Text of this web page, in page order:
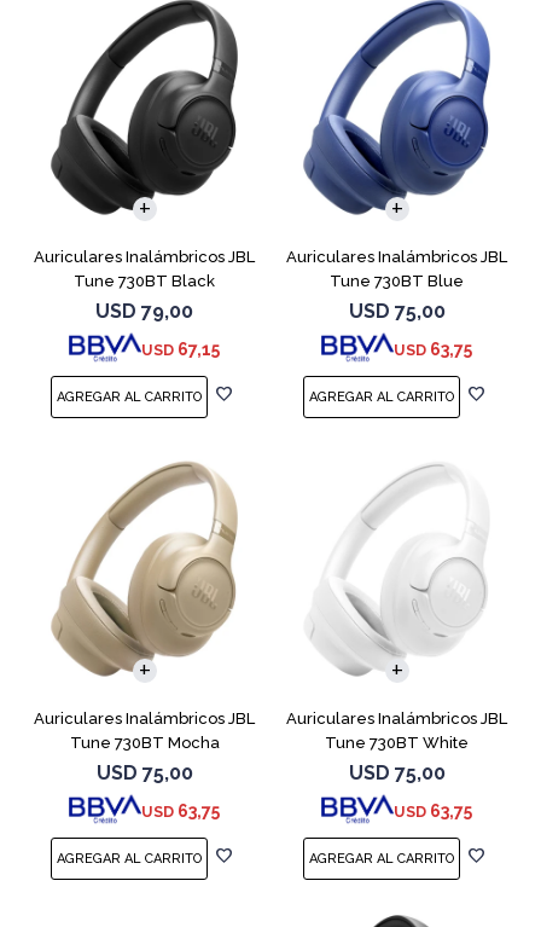
Auriculares Inalámbricos JBL
Tune 730BT Black
USD 79,00
USD 67,15
Auriculares Inalámbricos JBL
Tune 730BT Blue
USD 75,00
USD 63,75
Auriculares Inalámbricos JBL
Tune 730BT Mocha
USD 75,00
USD 63,75
Auriculares Inalámbricos JBL
Tune 730BT White
USD 75,00
USD 63,75